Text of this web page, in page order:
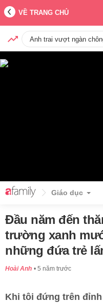
VỀ TRANG CHỦ
Anh trai vượt ngàn
Giáo dục
Đầu năm đến
trường xanh
những đứa trẻ
Hoài Anh 5 năm trước
Khi tôi đứng trên